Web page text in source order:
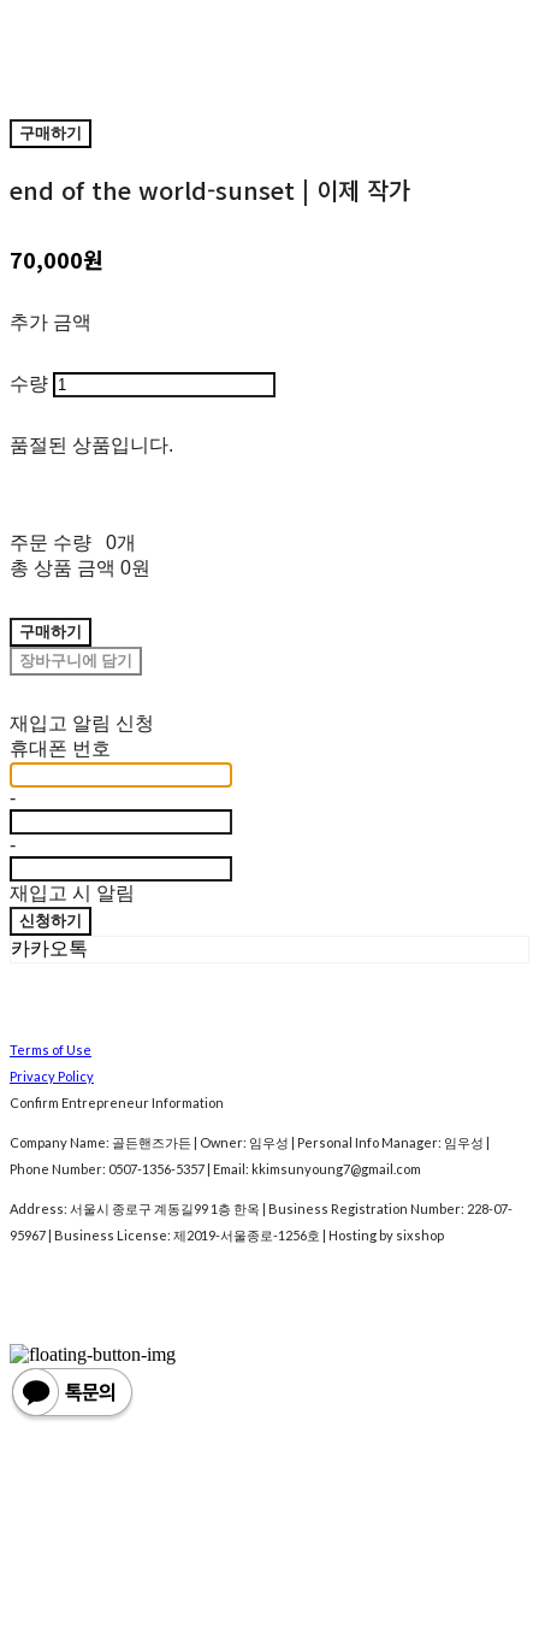
구매하기
end of the world-sunset | 이제 작가
70,000원
추가 금액
수량
품절된 상품입니다.
주문 수량
0개
총 상품 금액 0원
구매하기
장바구니에 담기
재입고 알림 신청
휴대폰 번호
-
-
재입고 시 알림
신청하기
카카오톡
Terms of Use
Privacy Policy
Confirm Entrepreneur Information
Company Name: 골든핸즈가든 | Owner: 임우성 | Personal Info Manager: 임우성 |
Phone Number: 0507-1356-5357 | Email: kkimsunyoung7@gmail.com
Address: 서울시 종로구 계동길99 1층 한옥 | Business Registration Number: 228-07-
95967 | Business License: 제2019-서울종로-1256호 | Hosting by sixshop